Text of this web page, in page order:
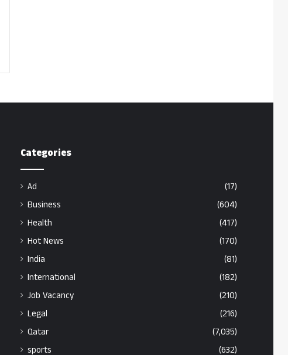
Categories
Ad
(17)
Business
(604)
Health
(417)
Hot News
(170)
India
(81)
International
(182)
Job Vacancy
(210)
Legal
(216)
Qatar
(7,035)
sports
(632)